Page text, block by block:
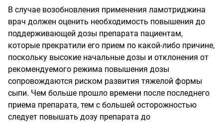
В случае возобновления применения ламотриджина
врач должен оценить необходимость повышения до
поддерживающей дозы препарата пациентам,
которые прекратили его прием по какой-либо причине,
поскольку высокие начальные дозы и отклонения от
рекомендуемого режима повышения дозы
сопровождаются риском развития тяжелой формы
сыпи. Чем больше прошло времени после последнего
приема препарата, тем с большей осторожностью
следует повышать дозу препарата до